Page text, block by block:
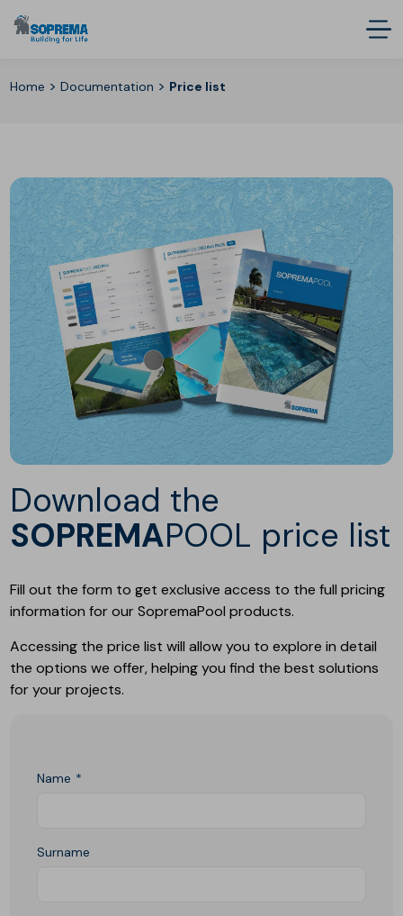
Home >Documentation > Price list
Download the
SOPREMAPOOL price list
Fill out the form to get exclusive access to the full pricing
information for our SopremaPool products.
Accessing the price list will allow you to explore in detail
the options we offer, helping you find the best solutions
for your projects.
Name
Surname